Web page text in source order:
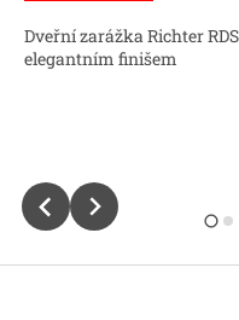
Dveřní zarážka Richter
elegantním finišem
Z